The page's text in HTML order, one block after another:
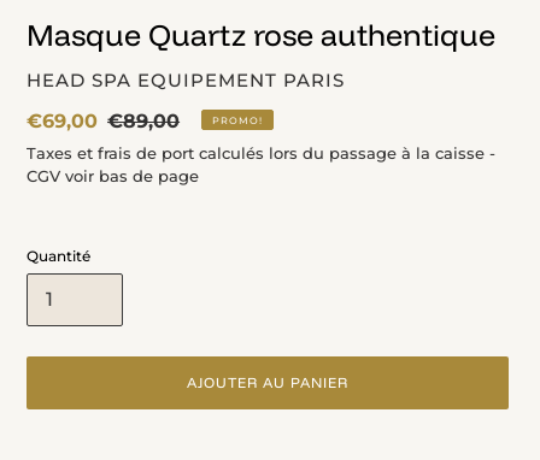
Masque Quartz rose authentique
DISTRIBUTEUR
HEAD SPA EQUIPEMENT PARIS
Prix
fou
€69,00 Prix
normal
€89,00 PROMO!
Taxes et frais de port calculés lors du passage à la caisse -
CGV voir bas de page
Quantité
AJOUTER AU PANIER